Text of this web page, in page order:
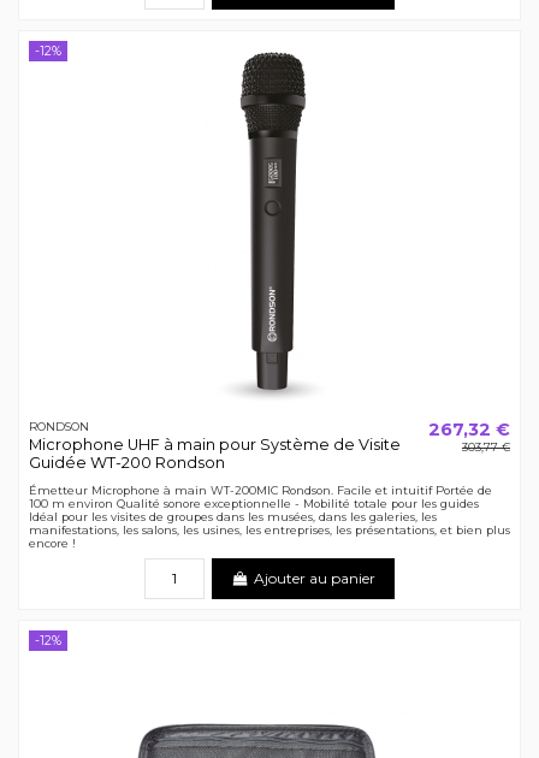
-12%
RONDSON
Microphone UHF à main pour Système de Visite
Guidée WT-200 Rondson
267,32 €
303,77 €
Émetteur Microphone à main WT-200MIC Rondson. Facile et intuitif Portée de
100 m environ Qualité sonore exceptionnelle - Mobilité totale pour les guides
Idéal pour les visites de groupes dans les musées, dans les galeries, les
manifestations, les salons, les usines, les entreprises, les présentations, et bien plus
encore !
Ajouter au panier
-12%